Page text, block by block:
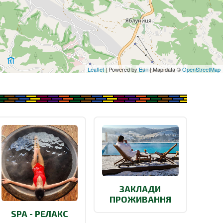
Leaflet| Powered by Esri| Map data ©OpenStreetMap
SPA - РЕЛАКС
ЗАКЛАДИ
ПРОЖИВАННЯ